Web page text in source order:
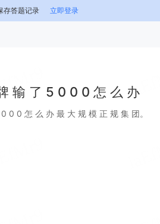
存答题记录 立即登录
输 了 5 0 0 0 怎 么 办
0 0 怎 么 办 最 大 规 模 正 规 集 团。